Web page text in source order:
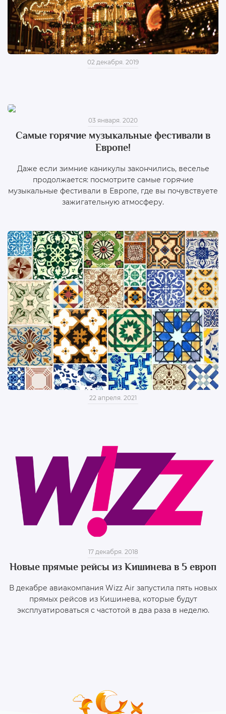
02 декабря. 2019
Самые горячие музыкальные фестивали в
Европе!
Даже если зимние каникулы закончились, веселье
продолжается: посмотрите самые горячие
музыкальные фестивали в Европе, где вы почувствуете
зажигательную атмосферу.
03 января. 2020
22 апреля. 2021
Новые прямые рейсы из Кишинева в 5 европ
В декабре авиакомпания Wizz Air запустила пять новых
прямых рейсов из Кишинева, которые будут
эксплуатироваться с частотой в два раза в неделю.
17 декабря. 2018